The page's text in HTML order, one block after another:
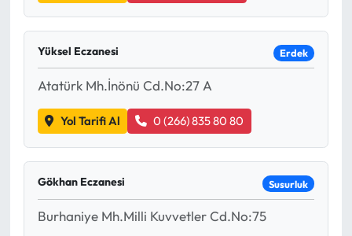
Yüksel Eczanesi Erdek
Atatürk Mh.İnönü Cd.No:27 A
Yol Tarifi Al 0 (266) 835 80 80
Gökhan Eczanesi Susurluk
Burhaniye Mh.Milli Kuvvetler Cd.No:75